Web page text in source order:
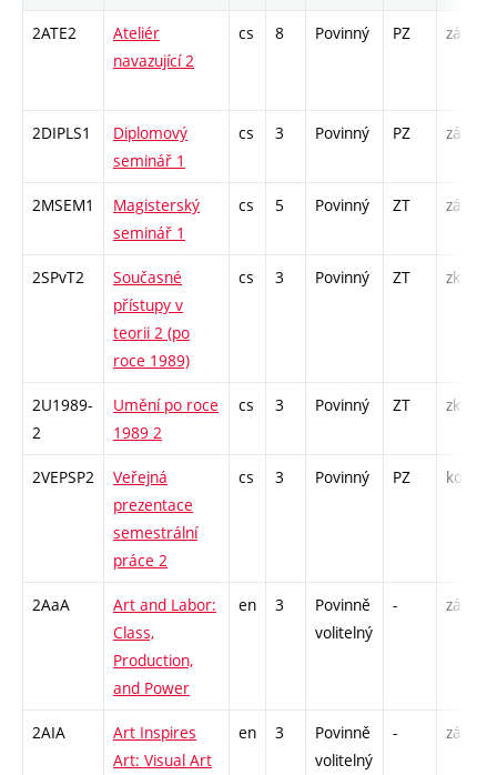
2ATE2
Ateliér
navazující 2
cs 8 Povinný PZ zá
2DIPLS1
Diplomový
seminář 1
cs 3 Povinný PZ zá
2MSEM1
Magisterský
seminář 1
cs 5 Povinný ZT zá
2SPvT2
Současné
přístupy v
teorii 2 (po
roce 1989)
cs 3 Povinný ZT zk
2U1989-
2
Umění po roce
1989 2
cs 3 Povinný ZT zk
2VEPSP2
Veřejná
prezentace
semestrální
práce 2
cs 3 Povinný PZ kol
2AaA
Art and Labor:
Class,
Production,
and Power
en 3
Povinně
volitelný
- zá
2AIA
Art Inspires
Art: Visual Art
en 3
Povinně
volitelný
- zá